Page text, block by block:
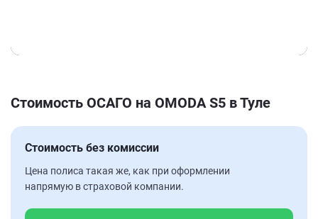
Стоимость ОСАГО на OMODA S5 в Туле
Стоимость без комиссии
Цена полиса такая же, как при оформлении
напрямую в страховой компании.